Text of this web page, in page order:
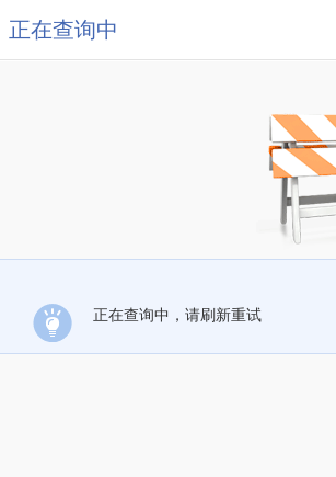
正在查询中
正在查询中，请刷新重试